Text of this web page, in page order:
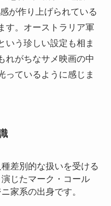
が作り上げられている
す。オーストラリア軍
いう珍しい設定も相ま
れがちなサメ映画の中
っているように感じま
差別的な扱いを受ける
じたマーク・コール
家系の出身です。